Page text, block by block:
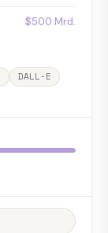
$500 Mrd.
DALL-E